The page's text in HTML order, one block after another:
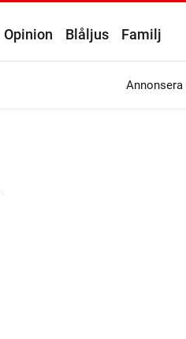
Opinion Blåljus Familj
Annonsera